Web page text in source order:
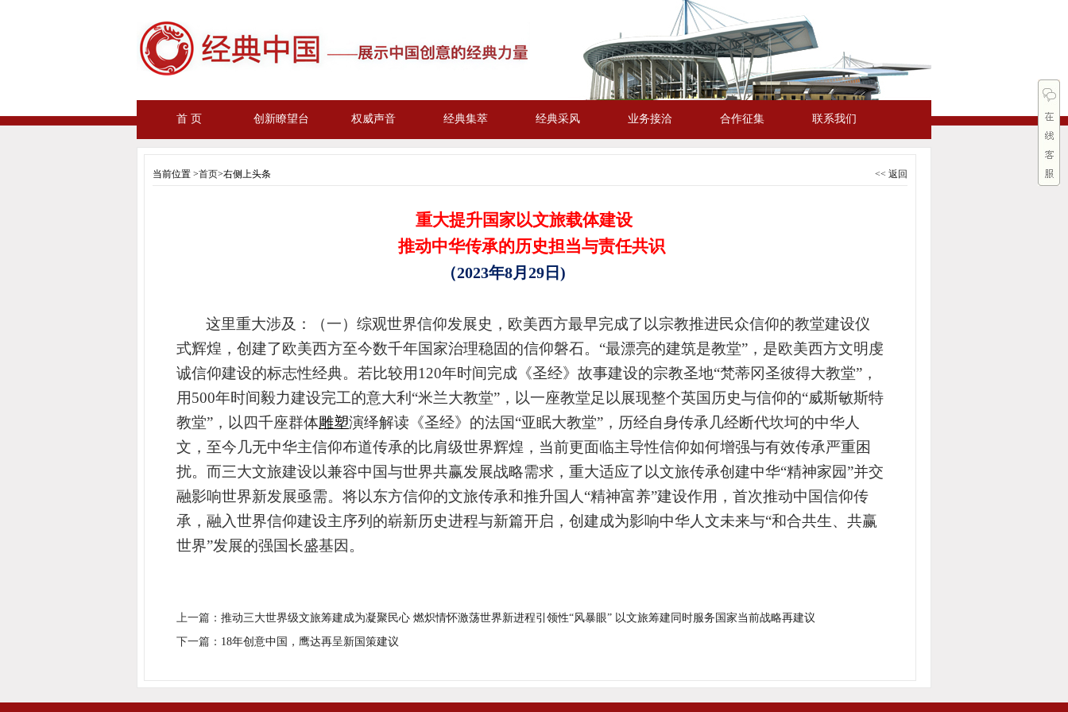
首 页 创新瞭望台 权威声音 经典集萃 经典采风 业务接洽 合作征集 联系我们
当前位置 >首页>右侧上头条 << 返回
重大提升国家以文旅载体建设
推动中华传承的历史担当与责任共识
（2023年8月 29 日 )
这里重大涉及：（一）综观世界信仰发展史，欧美西方最早完成了以宗教推进民众信仰的教堂建设仪
式辉煌，创建了欧美西方至今数千年国家治理稳固的信仰磐石。 “最漂亮的建筑是教堂”，是欧美西方文明虔
诚信仰建设的标志性经典。若比较用120年时间完成 《圣经》故事建设的宗教圣地“梵蒂冈圣彼得大教堂”，
用500年时间毅力建设完工的意大利“米兰大教堂”，以一座教堂足以展现整个英国历史与信仰的“威斯敏斯特
教堂”，以 四千座群体雕塑演绎解读《圣经》的法国“亚眠大教堂”，历经自身传承几经断代坎坷的中华人
文，至今几无中华主信仰布道传承的比肩级世界辉煌，当前更面临主导性信仰如何增强与有效传承严重困
扰。而三大文旅建设以兼容中国与世界共赢发展战略需求，重大适应了以文旅传承创建中华“精神家园”并交
融影响世界新发展亟需。将以东方信仰的文旅传承和推升国人“精神富养”建设作用，首次推动中国信仰传
承，融入世界信仰建设主序列的崭新历史进程与新篇开启， 创建成为影响中华人文未来与“和合共生、共赢
世界”发展的强国长盛基因。
上一篇： 推动三大世界级文旅筹建成为凝聚民心 燃炽情怀激荡世界新进程引领性“风暴眼” 以文旅筹建同时服务国家当前战略再建议
下一篇： 18年创意中国，鹰达再呈新国策建议